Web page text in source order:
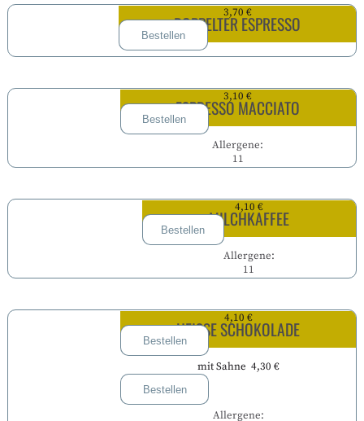
DOPPELTER ESPRESSO
3,70 €
Bestellen
ESPRESSO MACCIATO
3,10 €
Bestellen
Allergene:
11
MILCHKAFFEE
4,10 €
Bestellen
Allergene:
11
HEISSE SCHOKOLADE
4,10 €
Bestellen
mit Sahne 4,30 €
Bestellen
Allergene: